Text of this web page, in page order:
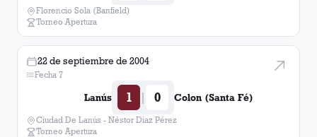
Florencio Sola (Banfield)
Torneo Apertura
22 de septiembre de 2004
Fecha 7
Lanús 1 | 0 Colon (Santa Fé)
Ciudad De Lanús - Néstor Diaz Pérez
Torneo Apertura